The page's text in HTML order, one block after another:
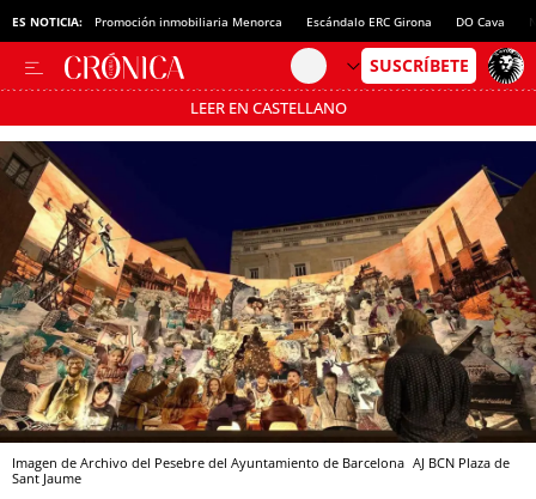
ES NOTICIA: Promoción inmobiliaria Menorca Escándalo ERC Girona DO Cava
LEER EN CASTELLANO
Pásate al MODO AHORRO
Imagen de Archivo del Pesebre del Ayuntamiento de Barcelona AJ BCN Plaza de
Sant Jaume